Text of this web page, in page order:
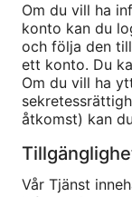
Om du vill ha
konto kan du
och följa den
ett konto. Du
Om du vill ha
åtkomst) kan
Vår Tjänst